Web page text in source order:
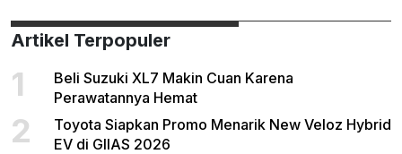
Artikel Terpopuler
1
Beli Suzuki XL7 Makin Cuan Karena
Perawatannya Hemat
2
Toyota Siapkan Promo Menarik New Veloz Hybrid
EV di GIIAS 2026